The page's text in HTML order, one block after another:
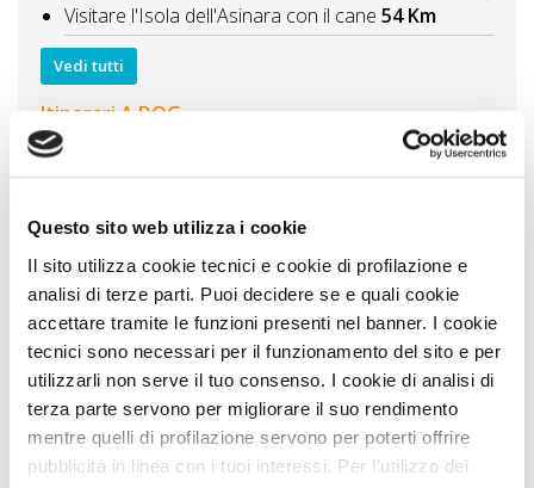
Questo sito web utilizza i cookie
Il sito utilizza cookie tecnici e cookie di profilazione e
analisi di terze parti. Puoi decidere se e quali cookie
accettare tramite le funzioni presenti nel banner. I cookie
tecnici sono necessari per il funzionamento del sito e per
utilizzarli non serve il tuo consenso. I cookie di analisi di
terza parte servono per migliorare il suo rendimento
mentre quelli di profilazione servono per poterti offrire
pubblicità in linea con i tuoi interessi. Per l’utilizzo dei
Visitare l'Isola dell'Asinara con il cane 54 Km
Vedi tutti
Itinerari A DOG
Gli 8 borghi di mare più suggestivi della Sardegna
viaggio in auto con il cane tra il Nord e il Sud della
6 località di mare da non perdere in Sardegna un
viaggio da nord a sud con il cane68 Km
Vedi tutti
Zampa Vacanza Consiglia